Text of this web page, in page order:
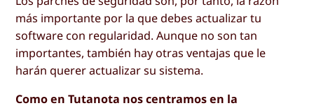
más importante por la que debes actualizar tu
software con regularidad. Aunque no son tan
importantes, también hay otras ventajas que le
harán querer actualizar su sistema.
Como en Tutanota nos centramos en la